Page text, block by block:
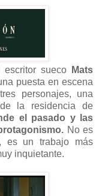
sueco
Mats
puesta en escena
personajes, una
la residencia de
el pasado y las
No es
es un trabajo más
inquietante.